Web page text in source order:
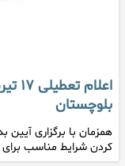
بلوچستان
همزمان با برگزاری آیین
کردن شرایط مناسب